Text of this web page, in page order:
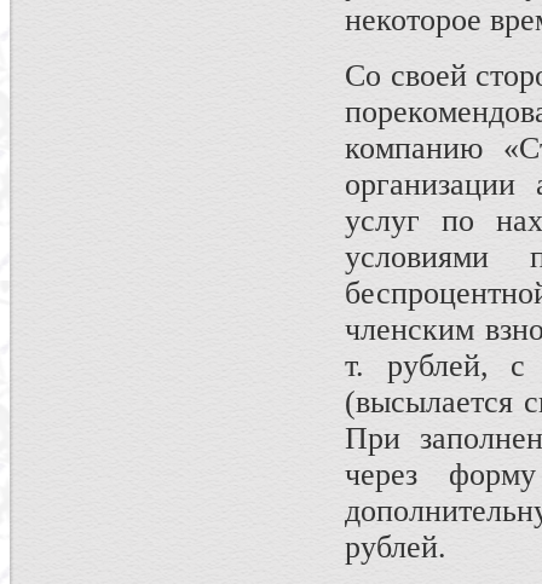
некоторое
Со своей
компанию
организации
услуг по
членским
т. рублей, с
(высылается
При
через
рублей.